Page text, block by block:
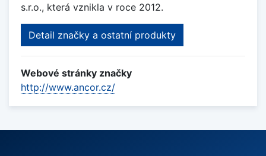
s.r.o., která vznikla v roce 2012.
Detail značky a ostatní produkty
Webové stránky značky
http://www.ancor.cz/